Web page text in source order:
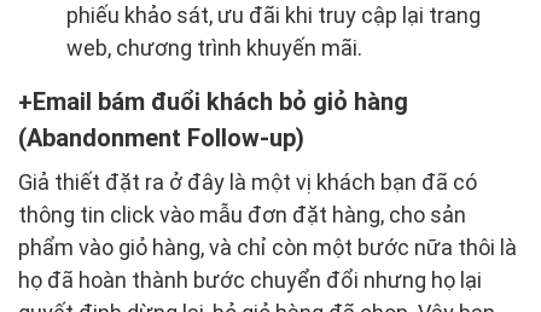
phiếu khảo sát, ưu đãi khi truy cập lại trang
web, chương trình khuyến mãi.
Email bám đuổi khách bỏ giỏ hàng
(Abandonment Follow-up)
Giả thiết đặt ra ở đây là một vị khách bạn đã có
thông tin click vào mẫu đơn đặt hàng, cho sản
phẩm vào giỏ hàng, và chỉ còn một bước nữa thôi là
họ đã hoàn thành bước chuyển đổi nhưng họ lại